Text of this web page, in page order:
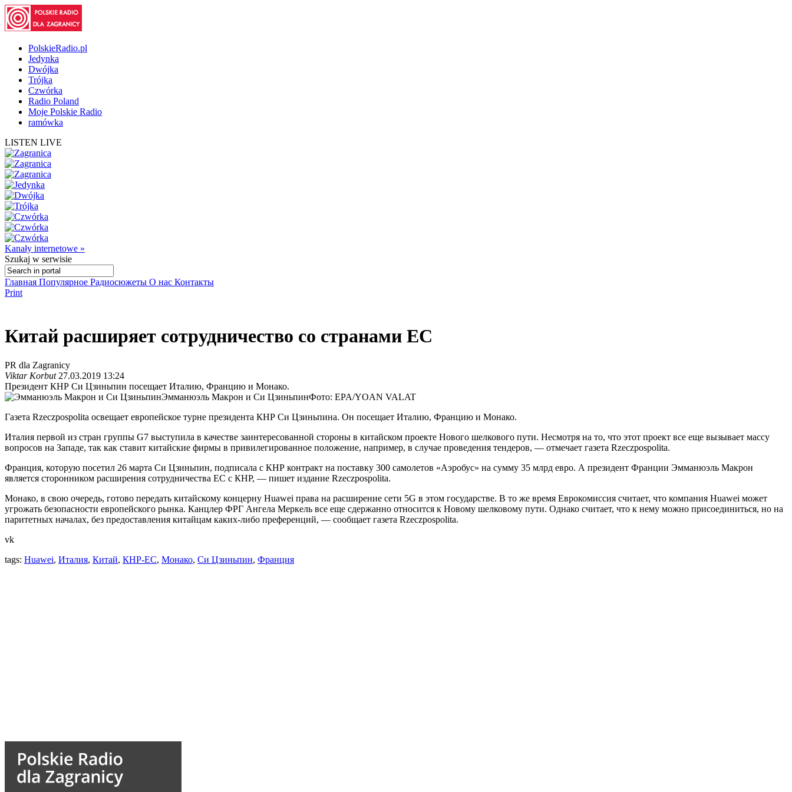
PolskieRadio.pl
Jedynka
Dwójka
Trójka
Czwórka
Radio Poland
Moje Polskie Radio
ramówka
LISTEN LIVE
Kanały internetowe »
Szukaj w serwisie
Главная Популярное Радиосюжеты О нас Контакты
Print
Китай расширяет сотрудничество со странами ЕС
PR dla Zagranicy
Viktar Korbut27.03.2019 13:24
Президент КНР Си Цзиньпин посещает Италию, Францию и Монако.
Эмманюэль Макрон и Си ЦзиньпинФото: EPA/YOAN VALAT
Газета Rzeczpospolita освещает европейское турне президента КНР Си Цзиньпина. Он посещает Италию, Францию и Монако.
Италия первой из стран группы G7 выступила в качестве заинтересованной стороны в китайском проекте Нового шелкового пути. Несмотря на то, что этот проект все еще вызывает массу
вопросов на Западе, так как ставит китайские фирмы в привилегированное положение, например, в случае проведения тендеров, — отмечает газета Rzeczpospolita.
Франция, которую посетил 26 марта Си Цзиньпин, подписала с КНР контракт на поставку 300 самолетов «Аэробус» на сумму 35 млрд евро. А президент Франции Эмманюэль Макрон
является сторонником расширения сотрудничества ЕС с КНР, — пишет издание Rzeczpospolita.
Монако, в свою очередь, готово передать китайскому концерну Huawei права на расширение сети 5G в этом государстве. В то же время Еврокомиссия считает, что компания Huawei может
угрожать безопасности европейского рынка. Канцлер ФРГ Ангела Меркель все еще сдержанно относится к Новому шелковому пути. Однако считает, что к нему можно присоединиться, но на
паритетных началах, без предоставления китайцам каких-либо преференций, — сообщает газета Rzeczpospolita.
vk
tags: Huawei, Италия, Китай, КНР-ЕС, Монако, Си Цзиньпин, Франция